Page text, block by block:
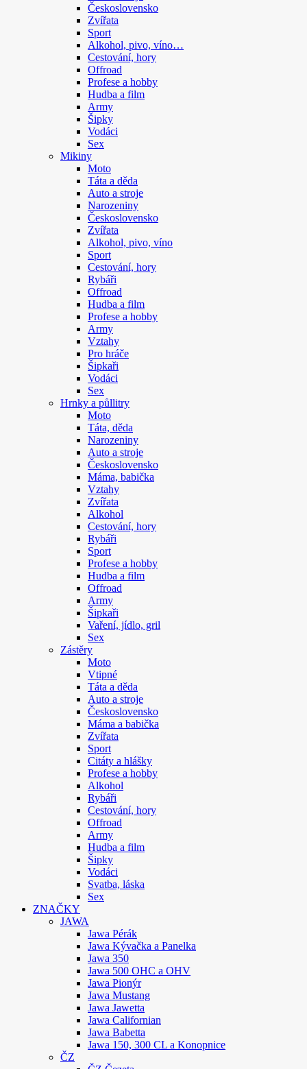
Československo
Zvířata
Sport
Alkohol, pivo, víno…
Cestování, hory
Offroad
Profese a hobby
Hudba a film
Army
Šipky
Vodáci
Sex
Mikiny
Moto
Táta a děda
Auto a stroje
Narozeniny
Československo
Zvířata
Alkohol, pivo, víno
Sport
Cestování, hory
Rybáři
Offroad
Hudba a film
Profese a hobby
Army
Vztahy
Pro hráče
Šipkaři
Vodáci
Sex
Hrnky a půllitry
Moto
Táta, děda
Narozeniny
Auto a stroje
Československo
Máma, babička
Vztahy
Zvířata
Alkohol
Cestování, hory
Rybáři
Sport
Profese a hobby
Hudba a film
Offroad
Army
Šipkaři
Vaření, jídlo, gril
Sex
Zástěry
Moto
Vtipné
Táta a děda
Auto a stroje
Československo
Máma a babička
Zvířata
Sport
Citáty a hlášky
Profese a hobby
Alkohol
Rybáři
Cestování, hory
Offroad
Army
Hudba a film
Šipky
Vodáci
Svatba, láska
Sex
ZNAČKY
JAWA
Jawa Pérák
Jawa Kývačka a Panelka
Jawa 350
Jawa 500 OHC a OHV
Jawa Pionýr
Jawa Mustang
Jawa Jawetta
Jawa Californian
Jawa Babetta
Jawa 150, 300 CL a Konopnice
ČZ